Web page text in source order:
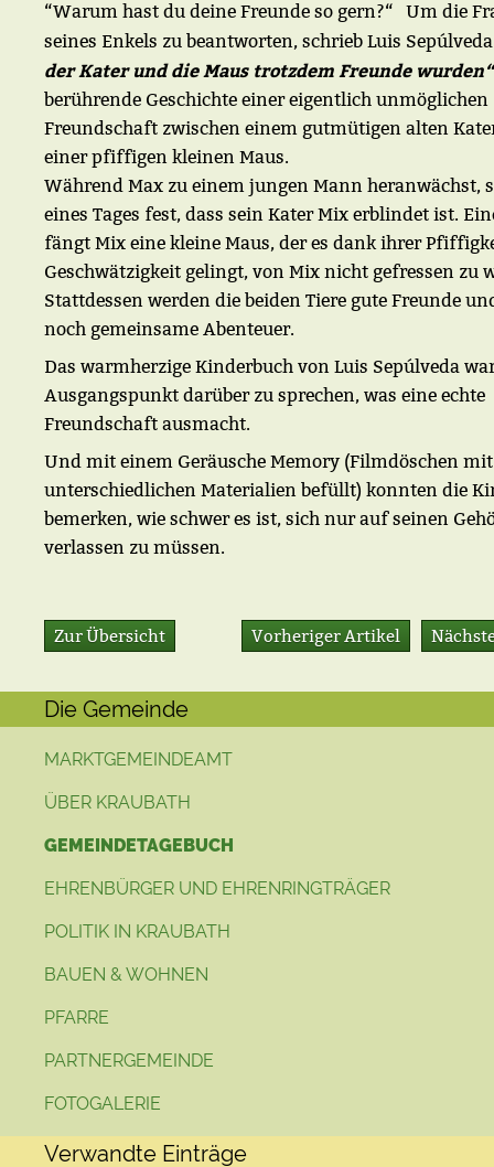
“Warum hast du deine Freunde so gern?“ Um die
seines Enkels zu beantworten, schrieb Luis
der Kater und die Maus trotzdem Freunde
berührende Geschichte einer eigentlich unmöglichen
Freundschaft zwischen einem gutmütigen alten
einer pfiffigen kleinen Maus.
Während Max zu einem jungen Mann heranwächst,
eines Tages fest, dass sein Kater Mix erblindet ist.
fängt Mix eine kleine Maus, der es dank ihrer
Geschwätzigkeit gelingt, von Mix nicht gefressen zu
Stattdessen werden die beiden Tiere gute Freunde
noch gemeinsame Abenteuer.
Das warmherzige Kinderbuch von Luis Sepúlveda
Ausgangspunkt darüber zu sprechen, was eine echte
Freundschaft ausmacht.
Und mit einem Geräusche Memory (Filmdöschen mit
unterschiedlichen Materialien befüllt) konnten die
bemerken, wie schwer es ist, sich nur auf seinen
verlassen zu müssen.
Vorheriger Artikel
Zur Übersicht
Die Gemeinde
MARKTGEMEINDEAMT
ÜBER KRAUBATH
GEMEINDETAGEBUCH
EHRENBÜRGER UND EHRENRINGTRÄGER
POLITIK IN KRAUBATH
BAUEN & WOHNEN
PFARRE
PARTNERGEMEINDE
FOTOGALERIE
Verwandte Einträge